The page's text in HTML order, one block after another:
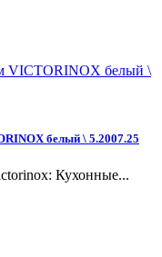
белый \ 5.2007.25
Кухонные...